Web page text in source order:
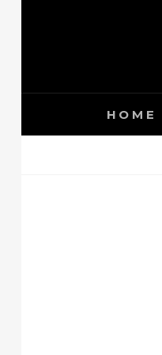
HOME